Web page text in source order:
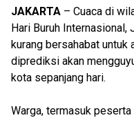
JAKARTA – Cuaca di
Hari Buruh
kurang bersahabat untuk
diprediksi akan
kota sepanjang hari.
Warga, termasuk